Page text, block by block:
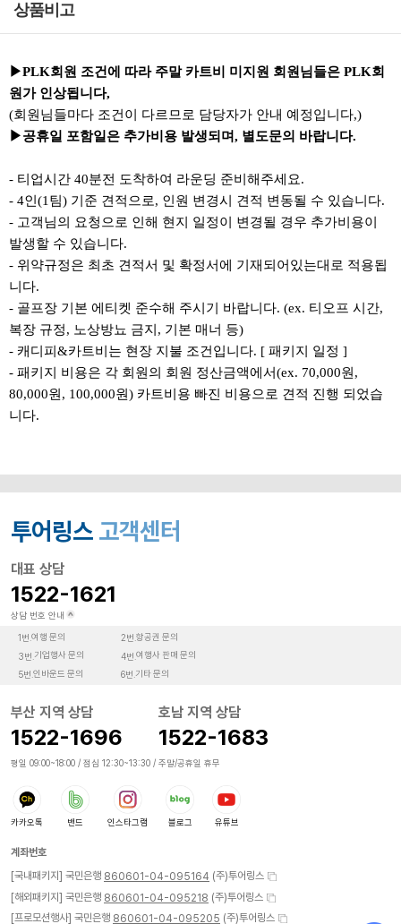
상품비고
▶PLK회원 조건에 따라 주말 카트비 미지원 회원님들은 PLK회
원가 인상됩니다,
(회원님들마다 조건이 다르므로 담당자가 안내 예정입니다,)
▶공휴일 포함일은 추가비용 발생되며, 별도문의 바랍니다.
- 티업시간 40분전 도착하여 라운딩 준비해주세요.
- 4인(1팀) 기준 견적으로, 인원 변경시 견적 변동될 수 있습니다.
- 고객님의 요청으로 인해 현지 일정이 변경될 경우 추가비용이
발생할 수 있습니다.
- 위약규정은 최초 견적서 및 확정서에 기재되어있는대로 적용됩
니다.
- 골프장 기본 에티켓 준수해 주시기 바랍니다. (ex. 티오프 시간,
복장 규정, 노상방뇨 금지, 기본 매너 등)
- 캐디피&카트비는 현장 지불 조건입니다. [ 패키지 일정 ]
- 패키지 비용은 각 회원의 회원 정산금액에서(ex. 70,000원,
80,000원, 100,000원) 카트비용 빠진 비용으로 견적 진행 되었습
니다.
투어링스 고객센터
대표 상담
1522-1621
상담 번호 안내
1번. 여행 문의 2번. 항공권 문의
3번. 기업행사 문의 4번. 여행사 판매 문의
5번. 인바운드 문의 6번. 기타 문의
부산 지역 상담
1522-1696
호남 지역 상담
1522-1683
평일 09:00~18:00 / 점심 12:30~13:30 / 주말/공휴일 휴무
카카오톡 밴드 인스타그램 블로그 유튜브
계좌번호
[국내패키지] 국민은행 860601-04-095164 (주)투어링스
[해외패키지] 국민은행 860601-04-095218 (주)투어링스
[프로모션행사] 국민은행 860601-04-095205 (주)투어링스